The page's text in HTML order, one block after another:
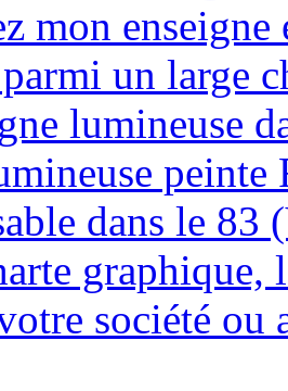
mon
un large
lumineuse
dans le 83
graphique,
société ou